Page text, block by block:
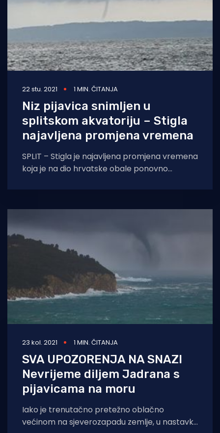
22 stu. 2021 1 MIN. ČITANJA
Niz pijavica snimljen u
splitskom akvatoriju – Stigla
najavljena promjena vremena
SPLIT – Stigla je najavljena promjena vremena
koja je na dio hrvatske obale ponovno
23 kol. 2021 1 MIN. ČITANJA
SVA UPOZORENJA NA SNAZI
Nevrijeme diljem Jadrana s
pijavicama na moru
Iako je trenutačno pretežno oblačno
većinom na sjeverozapadu zemlje, u nastavku